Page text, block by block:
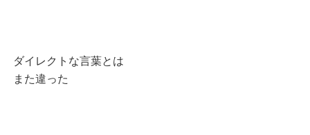
ダイレクトな言葉とは
また違った